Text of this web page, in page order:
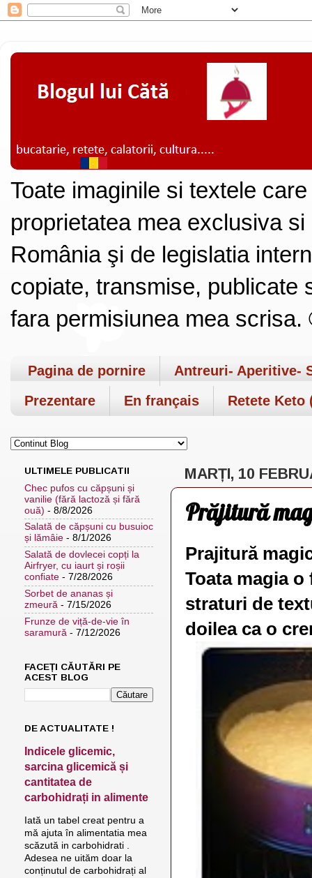
Toate imaginile si textele
proprietatea mea exclusiva
România şi de legislatia
copiate, transmise, publicate
fara permisiunea mea
Pagina de pornire
Antreuri- Aperitive-
Prezentare
En français Retete Keto
MARȚI, 10
Prăjitură
Prajitură
Toata magia
straturi de
doilea ca o
ULTIMELE PUBLICATII
Chec pufos cu căpșuni și
vanilie (fără lactoză și fără
ouă) - 8/8/2026
Salată de căpșuni cu busuioc
și lămâie - 8/1/2026
Salată de dovlecei copți la
Airfryer, cu iaurt și roșii
confiate - 7/28/2026
Sorbet de ananas și
zmeură - 7/15/2026
Frunze de viță-de-vie în
saramură - 7/12/2026
FACEȚI CĂUTĂRI PE
ACEST BLOG
DE ACTUALITATE !
Indicele glicemic,
sarcina glicemică și
cantitatea de
carbohidrați in alimente
Iată un tabel creat pentru a
mă ajuta în alimentatia mea
scăzută in carbohidrati .
Adesea ne uităm doar la
conținutul de carbohidrați al